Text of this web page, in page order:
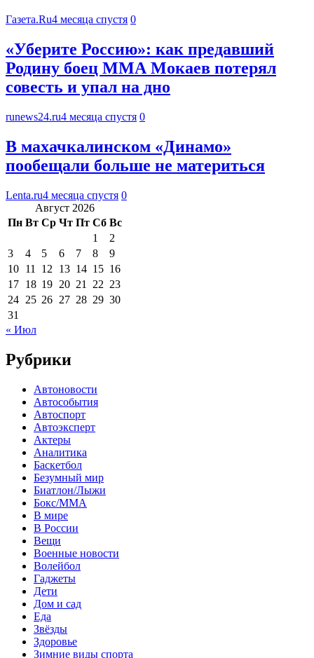
Газета.Ru4 месяца спустя 0
«Уберите Россию»: как предавший
Родину боец ММА Мокаев потерял
совесть и упал на дно
runews24.ru4 месяца спустя 0
В махачкалинском «Динамо»
пообещали больше не материться
Lenta.ru4 месяца спустя 0
Август 2026
Пн Вт Ср Чт Пт Сб Вс
1
2
3
4 5 6 7 8
9
10 11 12 13 14 15 16
17 18 19 20 21 22 23
24 25 26 27 28 29 30
31
« Июл
Рубрики
Автоновости
Автособытия
Автоспорт
Автоэксперт
Актеры
Аналитика
Баскетбол
Безумный мир
Биатлон/Лыжи
Бокс/MMA
В мире
В России
Вещи
Военные новости
Волейбол
Гаджеты
Дети
Дом и сад
Еда
Звёзды
Здоровье
Зимние виды спорта